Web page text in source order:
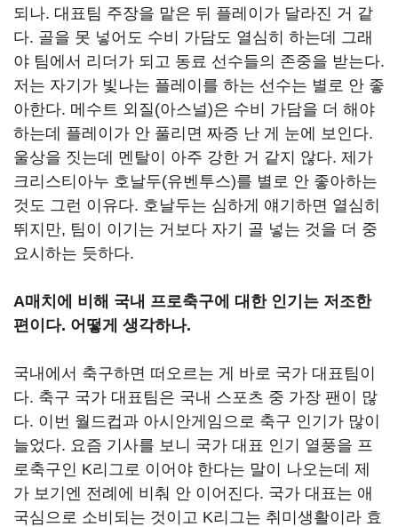
되나. 대표팀 주장을 맡은 뒤 플레이가 달라진 거 같
다. 골을 못 넣어도 수비 가담도 열심히 하는데 그래
야 팀에서 리더가 되고 동료 선수들의 존중을 받는다.
저는 자기가 빛나는 플레이를 하는 선수는 별로 안 좋
아한다. 메수트 외질(아스널)은 수비 가담을 더 해야
하는데 플레이가 안 풀리면 짜증 난 게 눈에 보인다.
울상을 짓는데 멘탈이 아주 강한 거 같지 않다. 제가
크리스티아누 호날두(유벤투스)를 별로 안 좋아하는
것도 그런 이유다. 호날두는 심하게 얘기하면 열심히
뛰지만, 팀이 이기는 거보다 자기 골 넣는 것을 더 중
요시하는 듯하다.
A매치에 비해 국내 프로축구에 대한 인기는 저조한
편이다. 어떻게 생각하나.
국내에서 축구하면 떠오르는 게 바로 국가 대표팀이
다. 축구 국가 대표팀은 국내 스포츠 중 가장 팬이 많
다. 이번 월드컵과 아시안게임으로 축구 인기가 많이
늘었다. 요즘 기사를 보니 국가 대표 인기 열풍을 프
로축구인 K리그로 이어야 한다는 말이 나오는데 제
가 보기엔 전례에 비춰 안 이어진다. 국가 대표는 애
국심으로 소비되는 것이고 K리그는 취미생활이라 효